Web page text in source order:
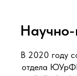
Научно-
В 2020 году
отдела